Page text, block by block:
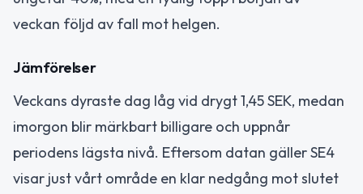
veckan följd av fall mot helgen.
Jämförelser
Veckans dyraste dag låg vid drygt 1,45 SEK, medan
imorgon blir märkbart billigare och uppnår
periodens lägsta nivå. Eftersom datan gäller SE4
visar just vårt område en klar nedgång mot slutet